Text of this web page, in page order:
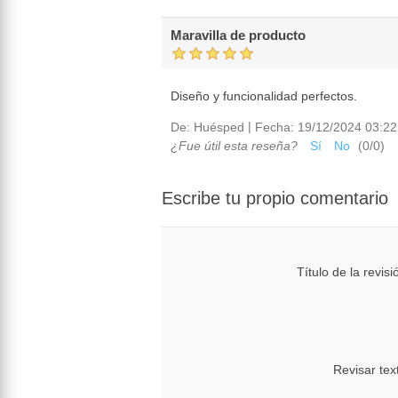
Maravilla de producto
Diseño y funcionalidad perfectos.
De: Huésped | Fecha: 19/12/2024 03:22
¿Fue útil esta reseña?
Sí No (0/0)
Escribe tu propio comentario
Título de la
Revisar